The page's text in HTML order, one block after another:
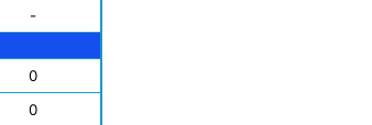
-
0
0